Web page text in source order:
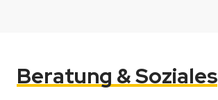
Beratung & Soziales